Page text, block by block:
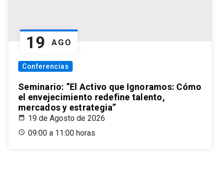
19 AGO
Conferencias
Seminario: “El Activo que Ignoramos: Cómo
el envejecimiento redefine talento,
mercados y estrategia”
19 de Agosto de 2026
09:00 a 11:00 horas